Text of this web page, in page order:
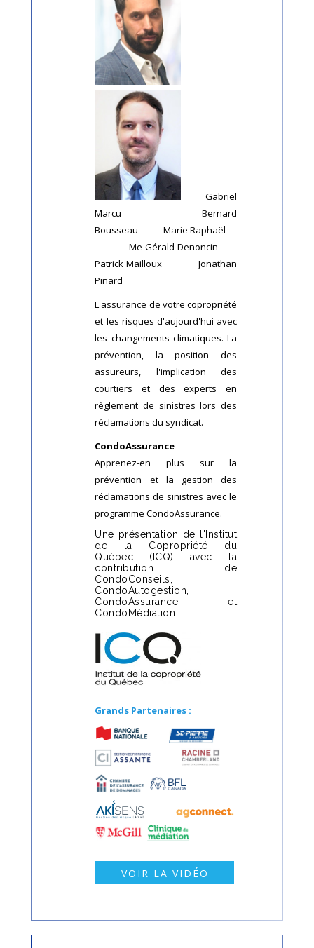
Gabriel
Marcu Bernard
Bousseau Marie Raphaël
Me Gérald Denoncin
Patrick Mailloux Jonathan
Pinard
L'assurance de votre copropriété
et les risques d'aujourd'hui avec
les changements climatiques. La
prévention, la position des
assureurs, l'implication des
courtiers et des experts en
règlement de sinistres lors des
réclamations du syndicat.
CondoAssurance
Apprenez-en plus sur la
prévention et la gestion des
réclamations de sinistres avec le
programme CondoAssurance.
Une présentation de l'Institut
de la Copropriété du
Québec (ICQ) avec la
contribution de
CondoConseils,
CondoAutogestion,
CondoAssurance et
CondoMédiation.
Grands Partenaires :
VOIR LA VIDÉO